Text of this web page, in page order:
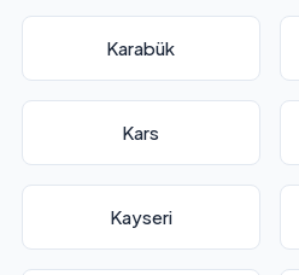
Karabük
Kars
Kayseri